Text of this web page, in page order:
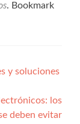
. Bookmark
y soluciones
los
deben evitar